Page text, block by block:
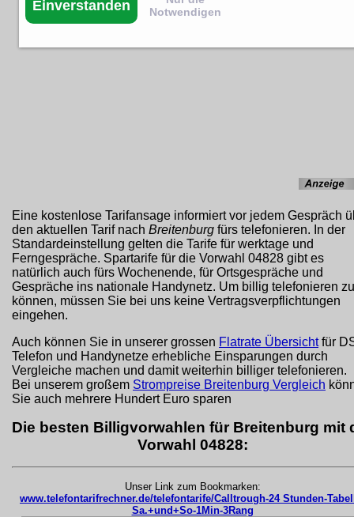
Eine kostenlose Tarifansage informiert vor jedem Gespräch
den aktuellen Tarif nach Breitenburg fürs telefonieren. In der
Standardeinstellung gelten die Tarife für werktage und
Ferngespräche. Spartarife für die Vorwahl 04828 gibt es
natürlich auch fürs Wochenende, für Ortsgespräche und
Gespräche ins nationale Handynetz. Um billig telefonieren zu
können, müssen Sie bei uns keine Vertragsverpflichtungen
eingehen.
Auch können Sie in unserer grossen Flatrate Übersichtfür
Telefon und Handynetze erhebliche Einsparungen durch
Vergleiche machen und damit weiterhin billiger telefonieren.
Bei unserem großem Strompreise Breitenburg Vergleich
Sie auch mehrere Hundert Euro sparen
Die besten Billigvorwahlen für Breitenburg mit
Vorwahl 04828:
Unser Link zum Bookmarken:
www.telefontarifrechner.de/telefontarife/Calltrough-24 Stunden-
Sa.+und+So-1Min-3Rang
Einverstanden
Notwendigen